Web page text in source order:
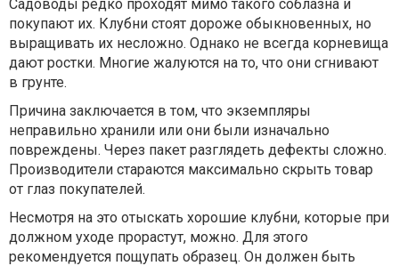
Садоводы редко проходят мимо такого соблазна и
покупают их. Клубни стоят дороже обыкновенных, но
выращивать их несложно. Однако не всегда корневища
дают ростки. Многие жалуются на то, что они сгнивают
в грунте.
Причина заключается в том, что экземпляры
неправильно хранили или они были изначально
повреждены. Через пакет разглядеть дефекты сложно.
Производители стараются максимально скрыть товар
от глаз покупателей.
Несмотря на это отыскать хорошие клубни, которые при
должном уходе прорастут, можно. Для этого
рекомендуется пощупать образец. Он должен быть